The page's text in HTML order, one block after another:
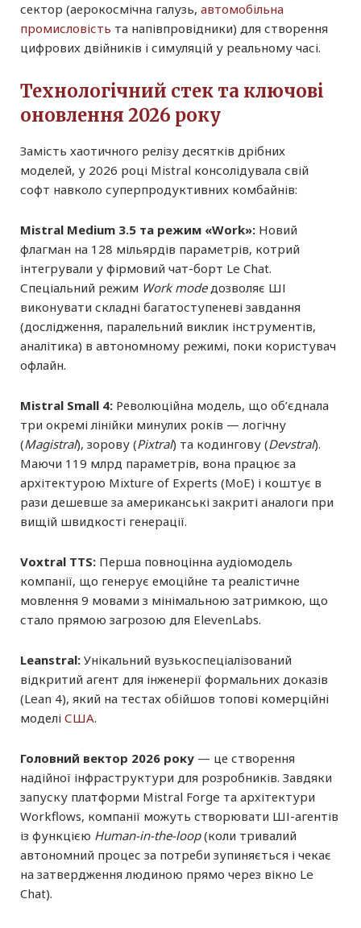
сектор (аерокосмічна галузь, автомобільна
промисловість та напівпровідники) для створення
цифрових двійників і симуляцій у реальному часі.
Технологічний стек та ключові
оновлення 2026 року
Замість хаотичного релізу десятків дрібних
моделей, у 2026 році Mistral консолідувала свій
софт навколо суперпродуктивних комбайнів:
Mistral Medium 3.5 та режим «Work»: Новий
флагман на 128 мільярдів параметрів, котрий
інтегрували у фірмовий чат-борт Le Chat.
Спеціальний режим Work modeдозволяє ШІ
виконувати складні багатоступеневі завдання
(дослідження, паралельний виклик інструментів,
аналітика) в автономному режимі, поки користувач
офлайн.
Mistral Small 4: Революційна модель, що об’єднала
три окремі лінійки минулих років — логічну
(Magistral), зорову (Pixtral) та кодингову (Devstral).
Маючи 119 млрд параметрів, вона працює за
архітектурою Mixture of Experts (MoE) і коштує в
рази дешевше за американські закриті аналоги при
вищій швидкості генерації.
Voxtral TTS: Перша повноцінна аудіомодель
компанії, що генерує емоційне та реалістичне
мовлення 9 мовами з мінімальною затримкою, що
стало прямою загрозою для ElevenLabs.
Leanstral: Унікальний вузькоспеціалізований
відкритий агент для інженерії формальних доказів
(Lean 4), який на тестах обійшов топові комерційні
моделі США.
Головний вектор 2026 року — це створення
надійної інфраструктури для розробників. Завдяки
запуску платформи Mistral Forge та архітектури
Workflows, компанії можуть створювати ШІ-агентів
із функцією Human-in-the-loop(коли тривалий
автономний процес за потреби зупиняється і чекає
на затвердження людиною прямо через вікно Le
Chat).